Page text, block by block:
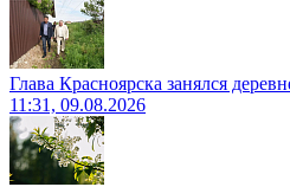
Глава Красноярска занялся
11:31, 09.08.2026